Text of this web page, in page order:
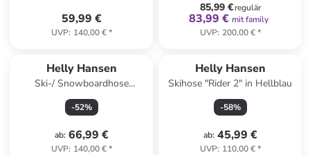
59,99 €
UVP: 140,00 €*
85,99 €regulär
83,99 € mit family
UVP: 200,00 €*
Helly Hansen
Ski-/ Snowboardhose
"Diamond" in Creme
-52%
ab: 66,99 €
UVP: 140,00 €*
Helly Hansen
Skihose "Rider 2" in Hellblau
-58%
ab: 45,99 €
UVP: 110,00 €*